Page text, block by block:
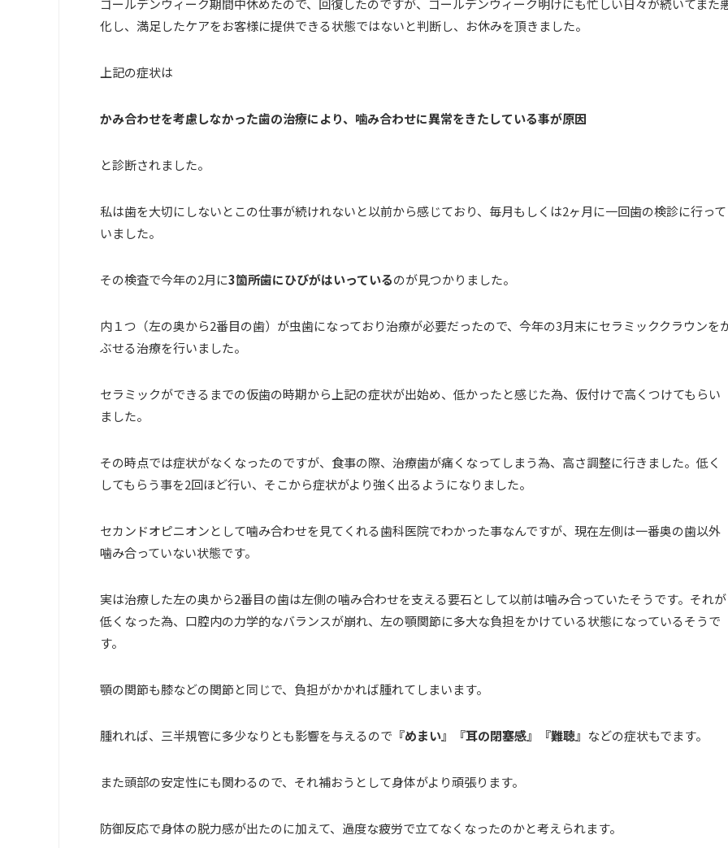
化し、満足したケアをお客様に提供できる状態ではないと判断し、お休みを頂きました。
上記の症状は
かみ合わせを考慮しなかった歯の治療により、噛み合わせに異常をきたしている事が原因
と診断されました。
私は歯を大切にしないとこの仕事が続けれないと以前から感じており、毎月もしくは2ヶ月に一回歯の検診に行って
いました。
その検査で今年の2月に3箇所歯にひびがはいっているのが見つかりました。
内１つ（左の奥から2番目の歯）が虫歯になっており治療が必要だったので、今年の3月末にセラミッククラウンを
ぶせる治療を行いました。
セラミックができるまでの仮歯の時期から上記の症状が出始め、低かったと感じた為、仮付けで高くつけてもらい
ました。
その時点では症状がなくなったのですが、食事の際、治療歯が痛くなってしまう為、高さ調整に行きました。低く
してもらう事を2回ほど行い、そこから症状がより強く出るようになりました。
セカンドオピニオンとして噛み合わせを見てくれる歯科医院でわかった事なんですが、現在左側は一番奥の歯以外
噛み合っていない状態です。
実は治療した左の奥から2番目の歯は左側の噛み合わせを支える要石として以前は噛み合っていたそうです。それが
低くなった為、口腔内の力学的なバランスが崩れ、左の顎関節に多大な負担をかけている状態になっているそうで
す。
顎の関節も膝などの関節と同じで、負担がかかれば腫れてしまいます。
腫れれば、三半規管に多少なりとも影響を与えるので 『めまい』『耳の閉塞感』『難聴』 などの症状もでます。
また頭部の安定性にも関わるので、それ補おうとして身体がより頑張ります。
防御反応で身体の脱力感が出たのに加えて、過度な疲労で立てなくなったのかと考えられます。